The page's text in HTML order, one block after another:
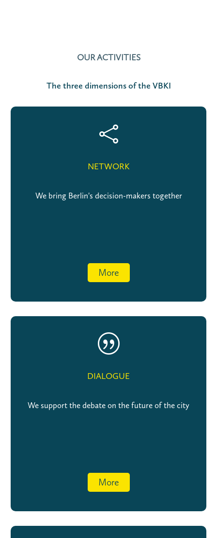
OUR ACTIVITIES
The three dimensions of the VBKI

NETWORK
We bring Berlin's decision-makers together
More
|
DIALOGUE
We support the debate on the future of the city
More